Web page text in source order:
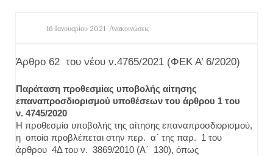
16 Ιανουαρίου 2021 Ανακοινώσεις
Άρθρο 62 του νέου ν.4765/2021 (ΦΕΚ Α’ 6/2020)
Παράταση προθεσμίας υποβολής αίτησης
επαναπροσδιορισμού υποθέσεων του άρθρου 1 του
ν. 4745/2020
Η προθεσμία υποβολής της αίτησης επαναπροσδιορισμού,
η οποία προβλέπεται στην περ. α΄ της παρ. 1 του
άρθρου 4Δ του ν. 3869/2010 (Α΄ 130), όπως